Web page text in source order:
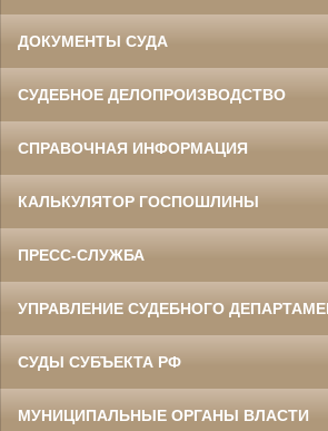
ДОКУМЕНТЫ СУДА
СУДЕБНОЕ ДЕЛОПРОИЗВОДСТВО
СПРАВОЧНАЯ ИНФОРМАЦИЯ
КАЛЬКУЛЯТОР ГОСПОШЛИНЫ
ПРЕСС-СЛУЖБА
УПРАВЛЕНИЕ СУДЕБНОГО
СУДЫ СУБЪЕКТА РФ
МУНИЦИПАЛЬНЫЕ ОРГАНЫ ВЛАСТИ